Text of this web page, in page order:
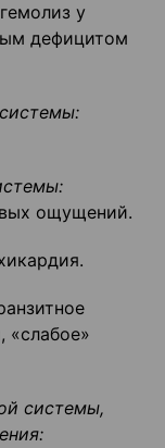
у
дефицитом
ощущений.
«слабое»
системы,